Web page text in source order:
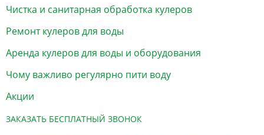
Чистка и санитарная обработка кулеров
Ремонт кулеров для воды
Аренда кулеров для воды и оборудования
Чому важливо регулярно пити воду
Акции
ЗАКАЗАТЬ БЕСПЛАТНЫЙ ЗВОНОК